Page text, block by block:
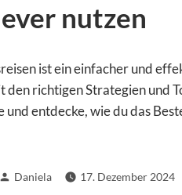
nutzen
ist ein einfacher und
richtigen Strategien und
entdecke, wie du das
Verfasst
Daniela 17. Dezember 2024